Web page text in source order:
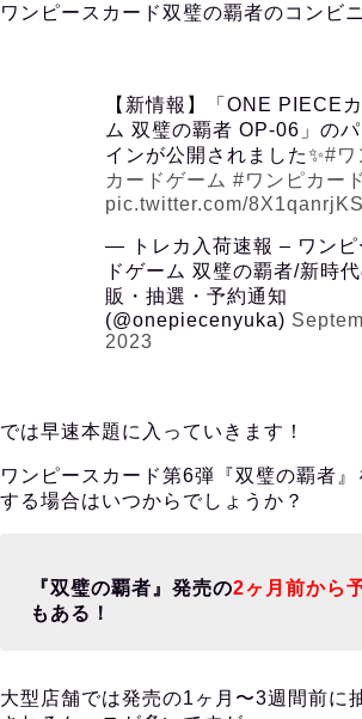
ワンピースカード双璧の覇者のコンビ
【新情報】「ONE PIECE
ム 双璧の覇者 OP-06」の
インが公開されました✨#ワ
カードゲーム #ワンピカード
pic.twitter.com/8X1qanrjKS
— トレカ入荷速報 – ワンピ
ドゲーム 双璧の覇者/新時
販・抽選・予約通知
(@onepiecenyuka)
2023
では早速本題に入っていきます！
ワンピースカード第6弾『双璧の覇者
する場合はいつからでしょうか？
『双璧の覇者』発売の2ヶ月前から
もある！
大型店舗では発売の1ヶ月〜3週間前に